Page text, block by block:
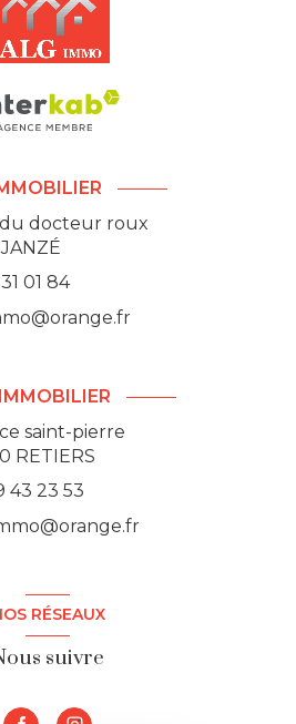
docteur roux
JANZÉ
01 84
saint-pierre
RETIERS
43 23 53
RÉSEAUX
suivre